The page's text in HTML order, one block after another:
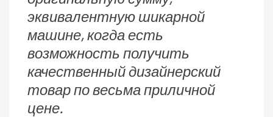
эквивалентную шикарной
машине, когда есть
возможность получить
качественный дизайнерский
товар по весьма приличной
цене.